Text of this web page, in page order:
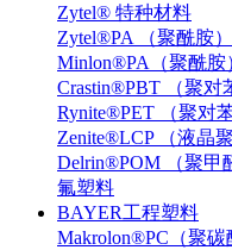
Zytel® 特种材料
Zytel®PA （聚酰胺）
Minlon®PA（聚酰胺
Crastin®PBT （聚对
Rynite®PET （聚对
Zenite®LCP （液晶
Delrin®POM （聚甲
氟塑料
BAYER工程塑料
Makrolon®PC（聚碳